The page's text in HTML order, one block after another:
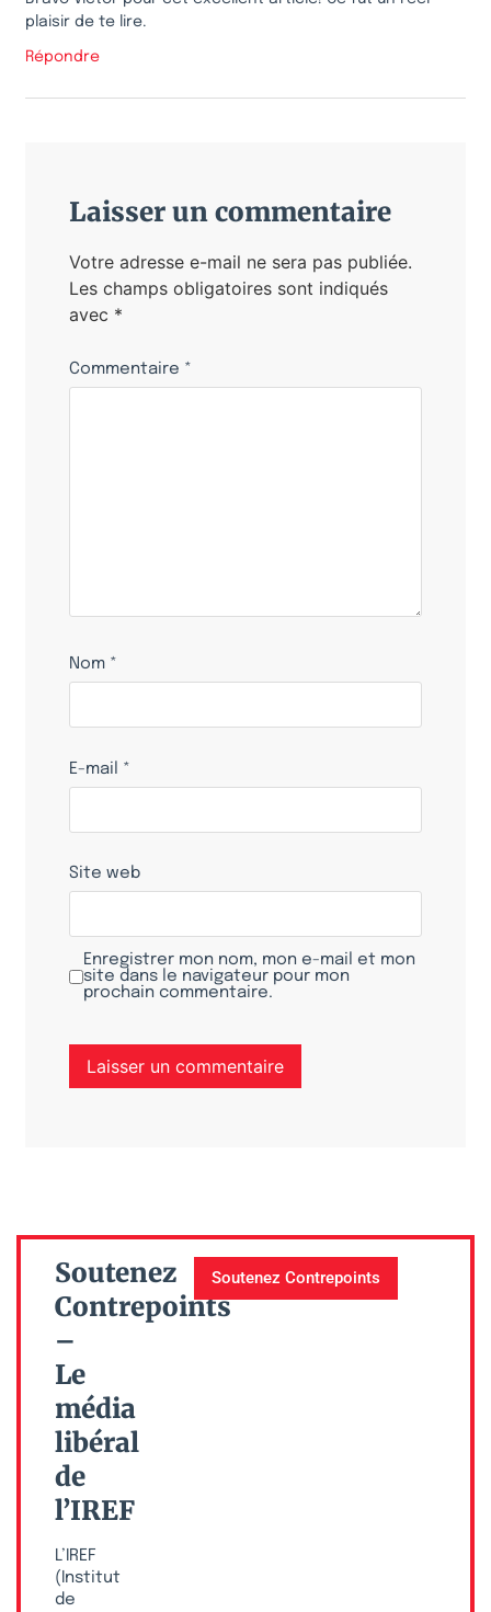
plaisir de te lire.
Répondre
Laisser un commentaire
Votre adresse e-mail ne sera pas publiée.
Les champs obligatoires sont indiqués
avec *
Commentaire *
Nom *
E-mail *
Site web
Enregistrer mon nom, mon e-mail et mon
site dans le navigateur pour mon
prochain commentaire.
Soutenez
Contrepoints
–
Le
média
libéral
de
l’IREF
L’IREF
(Institut
de
Soutenez Contrepoints